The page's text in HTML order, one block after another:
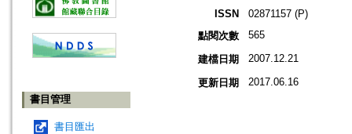
書目管理
書目匯出
ISSN
02871157 (P)
點閱次數
565
建檔日期 2007.12.21
更新日期 2017.06.16